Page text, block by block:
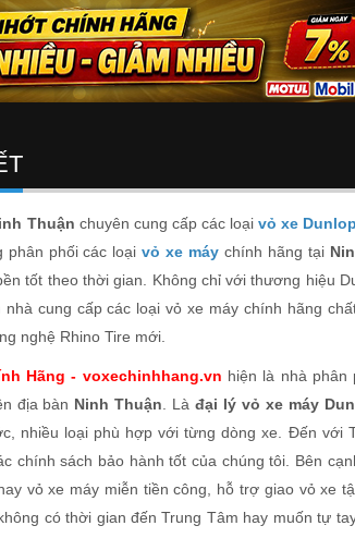
Thuận chuyên cung cấp các loại vỏ xe Dunlop
phân phối các loạivỏ xe máy chính hãng tại
tốt theo thời gian. Không chỉ với thương hiệu
nhà cung cấp các loại vỏ xe máy chính hãng
nghệ Rhino Tire mới.
Hãng - voxechinhhang.vn hiện là nhà phân
địa bàn Ninh Thuận . Làđại lý vỏ xe máy
nhiều loại phù hợp với từng dòng xe. Đến với
chính sách bảo hành tốt của chúng tôi. Bên
vỏ xe máy miễn tiền công, hỗ trợ giao vỏ xe
có thời gian đến Trung Tâm hay muốn tự